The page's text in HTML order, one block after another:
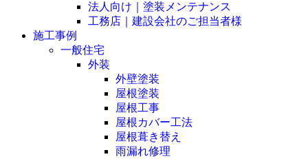
法人向け｜塗装メンテナンス
工務店｜建設会社のご担当者様
施工事例
一般住宅
外装
外壁塗装
屋根塗装
屋根工事
屋根カバー工法
屋根葺き替え
雨漏れ修理